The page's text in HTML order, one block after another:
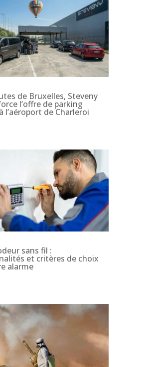
de Bruxelles, Steveny
l’offre de parking
l’aéroport de Charleroi
sans fil :
et critères de choix
alarme